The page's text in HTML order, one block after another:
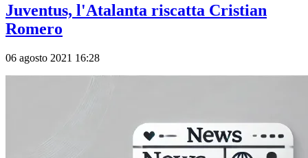
Juventus, l'Atalanta riscatta Cristian
Romero
06 agosto 2021 16:28